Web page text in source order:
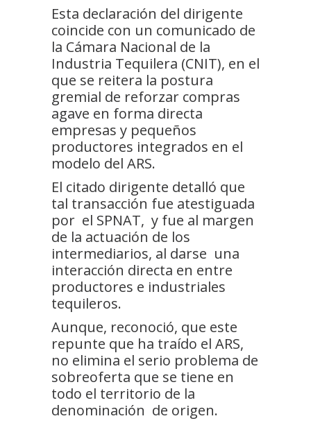
Esta declaración del dirigente
coincide con un comunicado de
la Cámara Nacional de la
Industria Tequilera (CNIT), en el
que se reitera la postura
gremial de reforzar compras
agave en forma directa
empresas y pequeños
productores integrados en el
modelo del ARS.
El citado dirigente detalló que
tal transacción fue atestiguada
por el SPNAT, y fue al margen
de la actuación de los
intermediarios, al darse una
interacción directa en entre
productores e industriales
tequileros.
Aunque, reconoció, que este
repunte que ha traído el ARS,
no elimina el serio problema de
sobreoferta que se tiene en
todo el territorio de la
denominación de origen.